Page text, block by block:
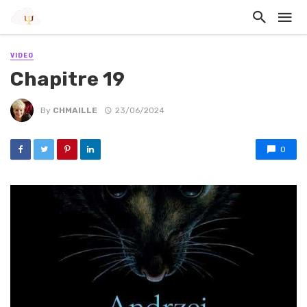
VIDEO
Chapitre 19
By CHMAILLE 23/06/2024
0